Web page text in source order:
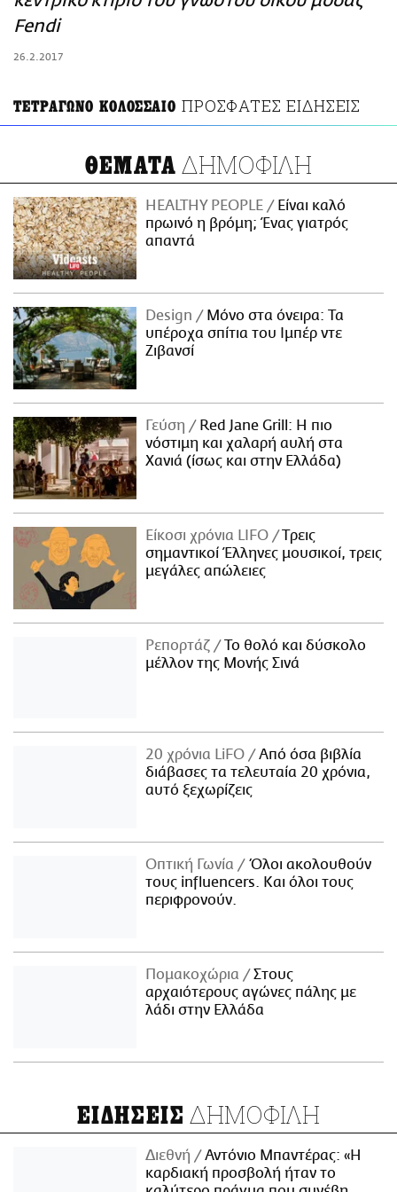
ΑΜΠΑ
Fendi
26.2.2017
ΤΕΤΡΑΓΩΝΟ ΚΟΛΟΣΣΑΙΟ ΠΡΟΣΦΑΤΕΣ ΕΙΔΗΣΕΙΣ
ΘΕΜΑΤΑ ΔΗΜΟΦΙΛΗ
HEALTHY PEOPLE
Είναι καλό
πρωινό η βρόμη; Ένας γιατρός
απαντά
Design
Μόνο στα όνειρα: Τα
υπέροχα σπίτια του Ιμπέρ ντε
Ζιβανσί
Γεύση
Red Jane Grill: Η πιο
νόστιμη και χαλαρή αυλή στα
Χανιά (ίσως και στην Ελλάδα)
Είκοσι χρόνια LIFO
Tρεις
σημαντικοί Έλληνες μουσικοί, τρεις
μεγάλες απώλειες
Ρεπορτάζ
Το θολό και δύσκολο
μέλλον της Μονής Σινά
20 χρόνια LiFO
Από όσα βιβλία
διάβασες τα τελευταία 20 χρόνια,
αυτό ξεχωρίζεις
Οπτική Γωνία
Όλοι ακολουθούν
τους influencers. Και όλοι τους
περιφρονούν.
Πομακοχώρια
Στους
αρχαιότερους αγώνες πάλης με
λάδι στην Ελλάδα
ΕΙΔΗΣΕΙΣ ΔΗΜΟΦΙΛΗ
Διεθνή
Αντόνιο Μπαντέρας: «Η
καρδιακή προσβολή ήταν το